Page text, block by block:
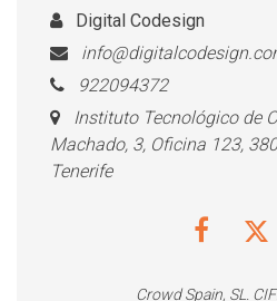
Digital Codesign
922094372
Instituto Tecnológico de
Machado, 3, Oficina 123,
Tenerife
Crowd Spain, SL.